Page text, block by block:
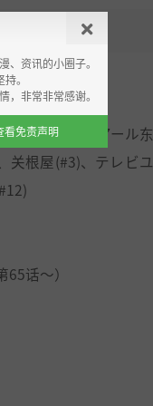
铁道、ジェイアール
关根屋(#3)、テレビ
话～）
、资讯的小圈子。
。
，非常非常感谢。
看免责声明